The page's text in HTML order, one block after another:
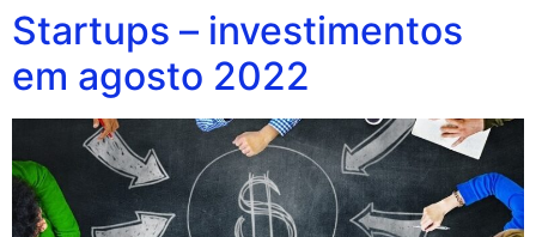
Startups – investimentos
em agosto 2022